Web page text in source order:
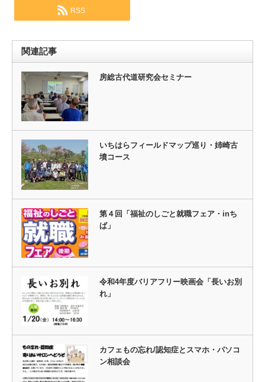
RSS
関連記事
房総古代道研究会セミナー
いちはらフィールドマップ巡り・姉崎古
墳コース
第４回「福祉のしごと就職フェア・inち
ば」
令和4年度バリアフリー映画会「長いお別
れ」
カフェもの忘れ/認知症とスマホ・パソコ
ン相談会